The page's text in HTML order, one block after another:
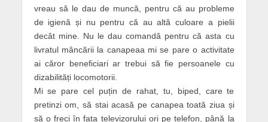
vreau să le dau de muncă, pentru că au probleme
de igienă și nu pentru că au altă culoare a pielii
decât mine. Nu le dau comandă pentru că asta cu
livratul mâncării la canapeaa mi se pare o activitate
ai căror beneficiari ar trebui să fie persoanele cu
dizabilități locomotorii.
Mi se pare cel puțin de rahat, tu, biped, care te
pretinzi om, să stai acasă pe canapea toată ziua și
să o freci în fața televizorului ori pe telefon, până la